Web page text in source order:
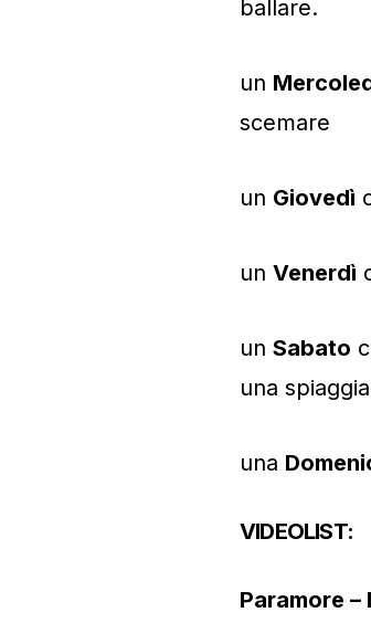
ballare.
un
scemare
un Giovedì
un Venerdì
un Sabato
una
una
VIDEOLIST:
Paramore –